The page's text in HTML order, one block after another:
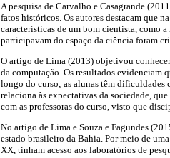
A pesquisa de Carvalho e Casagrande
fatos históricos. Os autores destacam que
características de um bom cientista, como
participavam do espaço da ciência foram
O artigo de Lima (2013) objetivou conhecer
da computação. Os resultados evidenciam
longo do curso; as alunas têm dificuldades
relaciona às expectativas da sociedade,
com as professoras do curso, visto que
No artigo de Lima e Souza e Fagundes
estado brasileiro da Bahia. Por meio de
XX, tinham acesso aos laboratórios de